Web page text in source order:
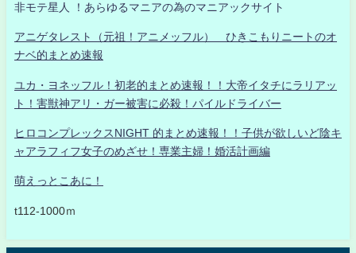
非モテ星人 ！あらゆるマニアの為のマニアックサイト
アニゲタレスト（元祖！アニメッフル） ひきこもりニートのオ
ナベ的まとめ速報
ユカ・ヨネッフル！初老的まとめ速報！！大帝イタチにラリアッ
ト！害獣神アリ・ガー被害に必殺！パイルドライバー
ヒロコンプレックスNIGHT 的まとめ速報！！子供が欲しいど陰キ
ャアラフィフ女子のめざせ！専業主婦！婚活計画編
萌えっとこあに！
t112-1000ｍ